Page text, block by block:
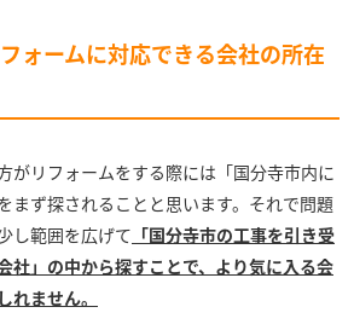
ォームに対応できる会社の所在
がリフォームをする際には「国分寺市内に
まず探されることと思います。それで問題
し範囲を広げて 「国分寺市の工事を引き受
社」の中から探すことで、より気に入る会
れません。